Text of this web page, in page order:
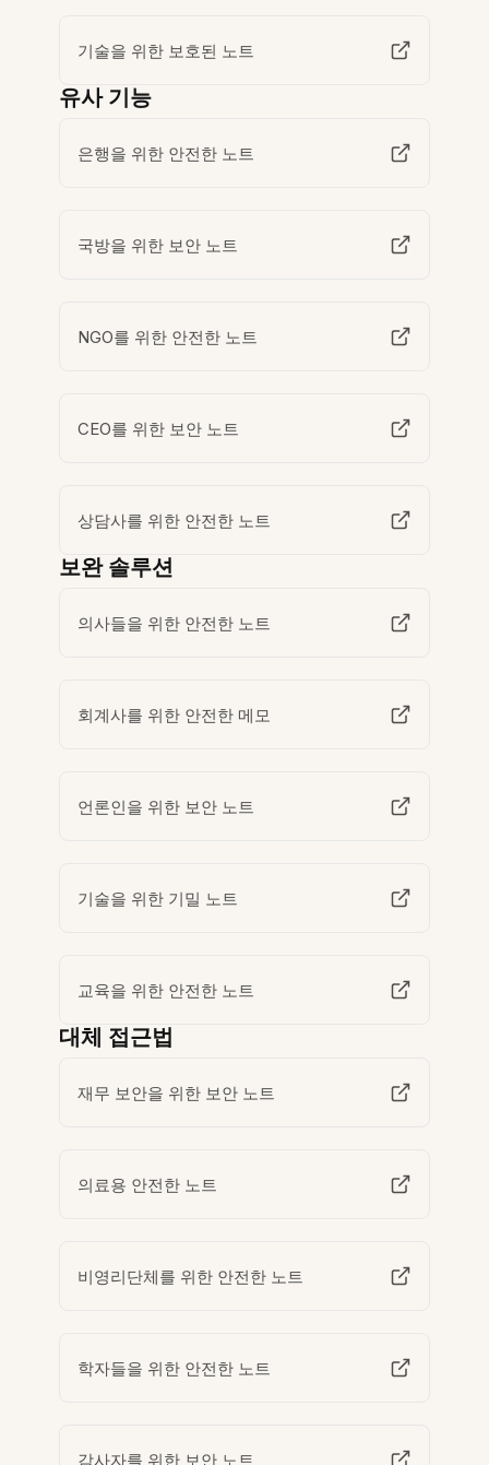
기술을 위한 보호된 노트
유사 기능
은행을 위한 안전한 노트
국방을 위한 보안 노트
NGO를 위한 안전한 노트
CEO를 위한 보안 노트
상담사를 위한 안전한 노트
보완 솔루션
의사들을 위한 안전한 노트
회계사를 위한 안전한 메모
언론인을 위한 보안 노트
기술을 위한 기밀 노트
교육을 위한 안전한 노트
대체 접근법
재무 보안을 위한 보안 노트
의료용 안전한 노트
비영리단체를 위한 안전한 노트
학자들을 위한 안전한 노트
감사자를 위한 보안 노트